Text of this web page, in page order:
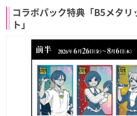
コラボパック特典「B5メタリ
ト」